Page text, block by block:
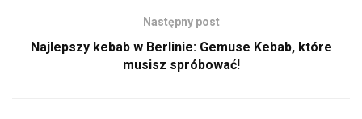
Następny post
Najlepszy kebab w Berlinie: Gemuse Kebab, które
musisz spróbować!